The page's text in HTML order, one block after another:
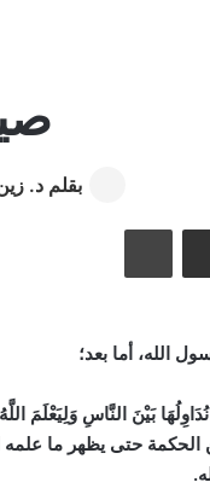
بقلم د.
مشاركة عبر البريد طباعة
الله، أما بعد؛
بَيْنَ النَّاسِ وَلِيَعْلَمَ
حتى يظهر ما علمه